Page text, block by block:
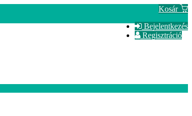
Kosár
Bejelentkezés
Regisztráció